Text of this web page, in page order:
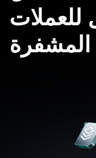
للعملات
المشفرة